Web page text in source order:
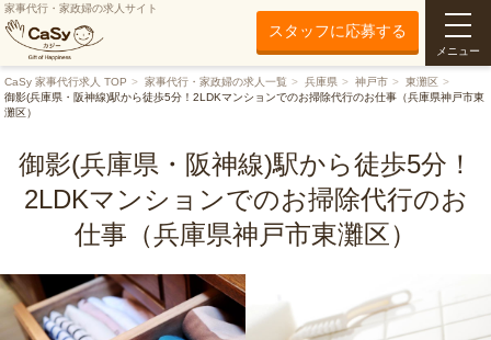
家事代行・家政婦の求人サイト
スタッフに応募する
メニュー
CaSy 家事代行求人 TOP 家事代行・家政婦の求人一覧 兵庫県 神戸市
東灘区
御影(兵庫県・阪神線)駅から徒歩5分！2LDKマンションでのお掃除代行のお仕事（兵庫県神戸市東
灘区）
御影(兵庫県・阪神線)駅から徒歩5分！
2LDKマンションでのお掃除代行のお
仕事（兵庫県神戸市東灘区）